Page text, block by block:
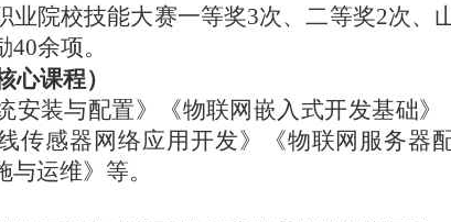
业院校技能大赛一等奖3次、二等奖2次、
余项。
心课程）
安装与配置》《物联网嵌入式开发基础
传感器网络应用开发》《物联网服务器
与运维》等。